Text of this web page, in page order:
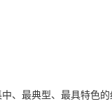
、最典型、最具特色